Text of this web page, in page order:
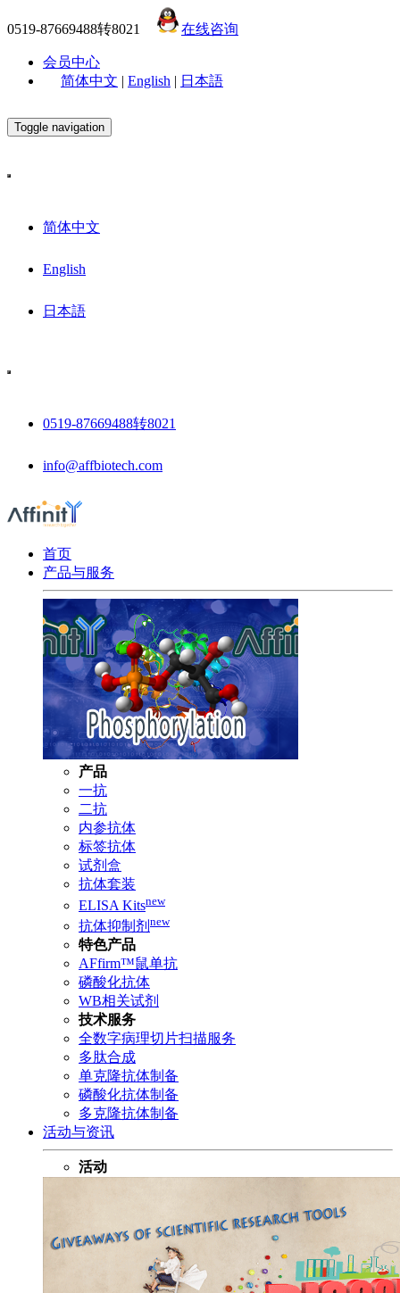
0519-87669488转8021 在线咨询
会员中心
简体中文 | English | 日本語
Toggle navigation
简体中文
English
日本語
0519-87669488转8021
info@affbiotech.com
首页
产品与服务
产品
一抗
二抗
内参抗体
标签抗体
试剂盒
抗体套装
ELISA Kitsnew
抗体抑制剂 new
特色产品
AFfirm™鼠单抗
磷酸化抗体
WB相关试剂
技术服务
全数字病理切片扫描服务
多肽合成
单克隆抗体制备
磷酸化抗体制备
多克隆抗体制备
活动与资讯
活动